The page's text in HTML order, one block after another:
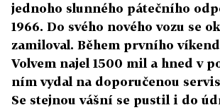
jednoho slunného pátečního
1966. Do svého nového vozu se
zamiloval. Během prvního
Volvem najel 1500 mil a hned v
ním vydal na doporučenou
Se stejnou vášní se pustil i do